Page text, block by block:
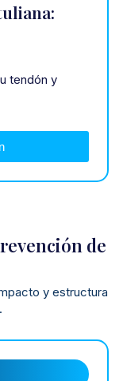
tendón y
de
y estructura